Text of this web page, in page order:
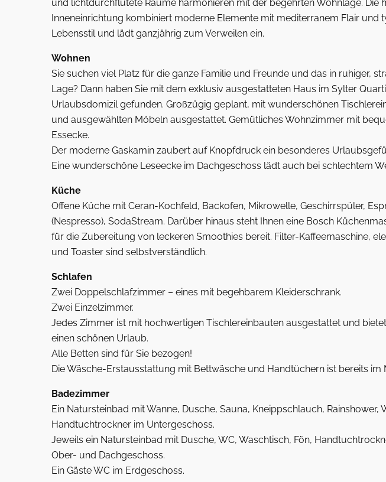
und lichtdurchflutete Räume harmonieren mit der begehrten Wohnlage. Die
Inneneinrichtung kombiniert moderne Elemente mit mediterranem Flair und
Lebensstil und lädt ganzjährig zum Verweilen ein.
Wohnen
Sie suchen viel Platz für die ganze Familie und Freunde und das in ruhiger,
Lage? Dann haben Sie mit dem exklusiv ausgestatteten Haus im Sylter
Urlaubsdomizil gefunden. Großzügig geplant, mit wunderschönen
und ausgewählten Möbeln ausgestattet. Gemütliches Wohnzimmer mit
Essecke.
Der moderne Gaskamin zaubert auf Knopfdruck ein besonderes
Eine wunderschöne Leseecke im Dachgeschoss lädt auch bei schlechtem
Küche
Offene Küche mit Ceran-Kochfeld, Backofen, Mikrowelle, Geschirrspüler,
(Nespresso), SodaStream. Darüber hinaus steht Ihnen eine Bosch
für die Zubereitung von leckeren Smoothies bereit. Filter-Kaffeemaschine,
und Toaster sind selbstverständlich.
Schlafen
Zwei Doppelschlafzimmer – eines mit begehbarem Kleiderschrank.
Zwei Einzelzimmer.
Jedes Zimmer ist mit hochwertigen Tischlereinbauten ausgestattet und
einen schönen Urlaub.
Alle Betten sind für Sie bezogen!
Die Wäsche-Erstausstattung mit Bettwäsche und Handtüchern ist bereits im
Badezimmer
Ein Natursteinbad mit Wanne, Dusche, Sauna, Kneippschlauch, Rainshower,
Handtuchtrockner im Untergeschoss.
Jeweils ein Natursteinbad mit Dusche, WC, Waschtisch, Fön,
Ober- und Dachgeschoss.
Ein Gäste WC im Erdgeschoss.